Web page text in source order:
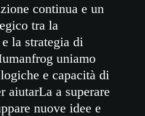
continua e un
tra la
la strategia di
uniamo
e capacità di
aiutarLa a superare
nuove idee e